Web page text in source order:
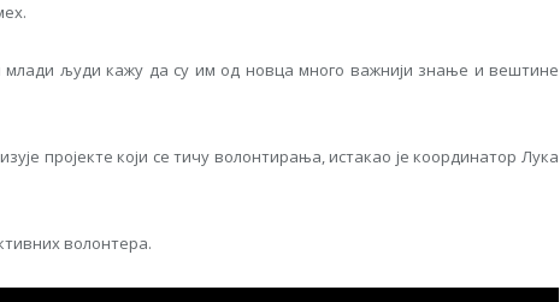
млади људи кажу да су им од новца много важнији знање и вештине
пројекте који се тичу волонтирања, истакао је координатор Лука
волонтера.